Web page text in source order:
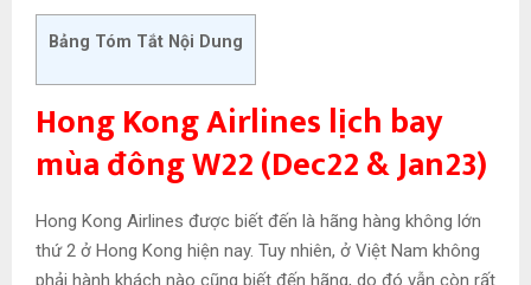
Bảng Tóm Tắt Nội Dung
Hong Kong Airlines lịch bay
mùa đông W22 (Dec22 & Jan23)
Hong Kong Airlines được biết đến là hãng hàng không lớn
thứ 2 ở Hong Kong hiện nay. Tuy nhiên, ở Việt Nam không
phải hành khách nào cũng biết đến hãng, do đó vẫn còn rất